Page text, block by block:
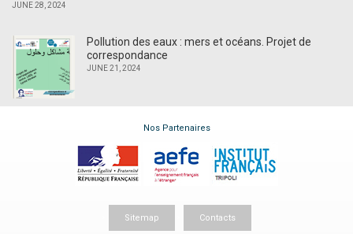
JUNE 28, 2024
Pollution des eaux : mers et océans. Projet de
correspondance
JUNE 21, 2024
Nos Partenaires
Sitemap Contacts